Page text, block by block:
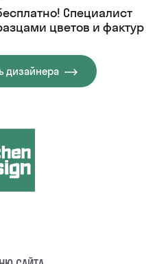
Специалист
цветов и фактур
дизайнера